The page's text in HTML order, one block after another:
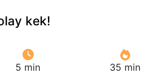
kek!
5 min 35 min